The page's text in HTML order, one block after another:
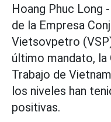
Hoang Phuc Long
de la Empresa
Vietsovpetro
último mandato, la
Trabajo de
los niveles han
positivas.